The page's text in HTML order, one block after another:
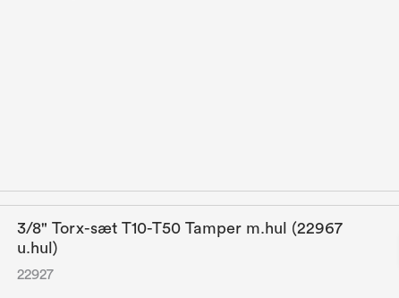
3/8" Torx-sæt T10-T50 Tamper m.hul (22967
u.hul)
22927